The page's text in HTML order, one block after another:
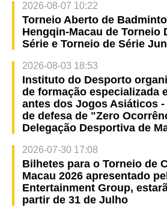
2026-08-07 10:22
Torneio Aberto de
Hengqin-Macau de Torneio
Série e Torneio de Série
2026-08-03 18:53
Instituto do Desporto
de formação especializada
antes dos Jogos Asiáticos
de defesa de "Zero
Delegação Desportiva de
2026-07-30 17:08
Bilhetes para o Torneio de
Macau 2026 apresentado
Entertainment Group,
partir de 31 de Julho